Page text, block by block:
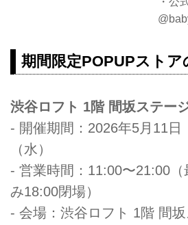
期間限定POPUPストア
渋谷ロフト 1階 間坂ステー
- 開催期間：2026年5月11日
（水）
- 営業時間：11:00〜21:00
み18:00閉場）
- 会場：渋谷ロフト 1階 間